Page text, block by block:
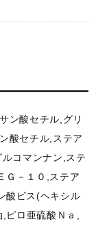
ン酸セチル,グリ
酸セチル,ステア
コマンナン,ステ
Ｇ－１０,ステア
酸ビス(ヘキシル
ピロ亜硫酸Ｎａ,